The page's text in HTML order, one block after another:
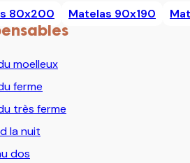
80x200 Matelas 90x190
moelleux
ferme
très ferme
la nuit
dos